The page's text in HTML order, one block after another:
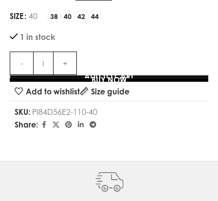
SIZE 40 38 40 42 44
1 in stock
ADD TO CART
BUY NOW
Add to wishlist
Size guide
SKU: PI84D56E2-110-40
Share: